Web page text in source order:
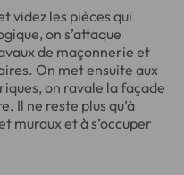
videz les pièces qui
on s’attaque
de maçonnerie et
On met ensuite aux
on ravale la façade
Il ne reste plus qu’à
muraux et à s’occuper